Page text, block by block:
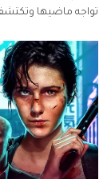
تواجه ماضيها